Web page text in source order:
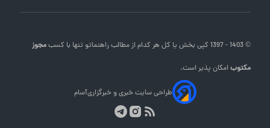
© 1403 - 1397 کپی بخش یا کل هر کدام از مطالب راهنماتو تنها با کسبمجوز
مکتوبامکان پذیر است.
طراحی سایت خبری و خبرگزاریآسام